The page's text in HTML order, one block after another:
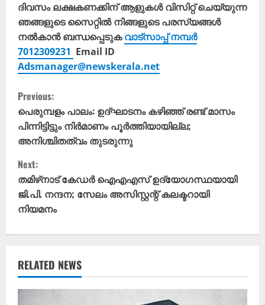
ദിവസം ലക്ഷകണക്കിന് ആളുകൾ വിസിറ്റ് ചെയ്യുന്ന
ഞങ്ങളുടെ സൈറ്റിൽ നിങ്ങളുടെ പരസ്യങ്ങൾ
നൽകാൻ ബന്ധപ്പെടുകവാട്സാപ്പ് നമ്പർ
7012309231 Email ID
Adsmanager@newskerala.net
C
o
n
t
i
n
u
e
R
Previous:
പെരുമ്പളം പാലം: ഉദ്ഘാടനം കഴിഞ്ഞ് രണ്ട് മാസം
പിന്നിട്ടിട്ടും നിർമാണം പൂർത്തിയായില്ല;
അനിശ്ചിതത്വം തുടരുന്നു
Next:
തമിഴ്‌നാട് കേഡർ ഐഎഎസ് ഉദ്യോഗസ്ഥയായി
ജി.പി. നന്ദന; സേലം അസിസ്റ്റന്റ് കലക്ടറായി
നിയമനം
RELATED NEWS